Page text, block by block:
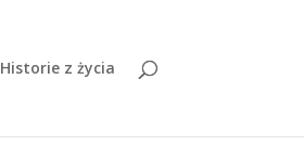
Historie z życia